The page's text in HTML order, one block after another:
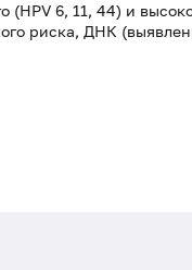
6, 11, 44) и
риска, ДНК